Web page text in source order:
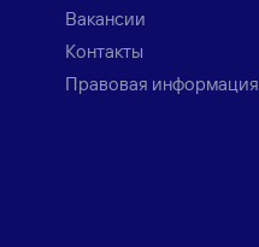
Вакансии
Контакты
Правовая информация